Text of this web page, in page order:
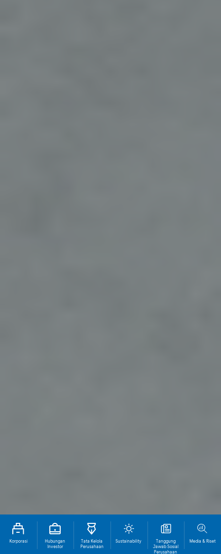
Korporasi
Hubungan
Investor
Tata Kelola
Perusahaan
Sustainability
Tanggung
Jawab Sosial
Perusahaan
Media & Riset